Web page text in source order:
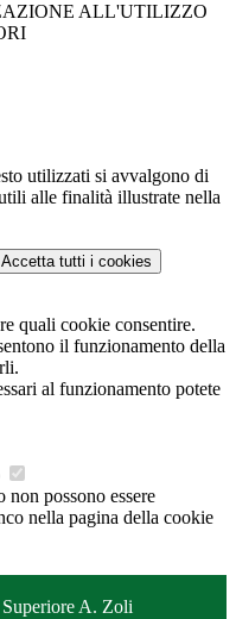
ALL'UTILIZZO
utilizzati si avvalgono di
alle finalità illustrate nella
Accetta tutti i cookies
quali cookie consentire.
il funzionamento della
al funzionamento potete
possono essere
nella pagina della cookie
A. Zoli